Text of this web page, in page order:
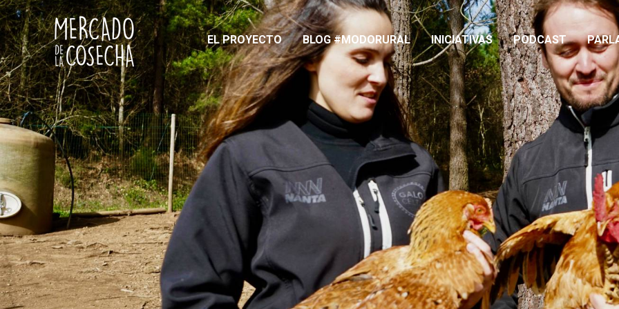
EL PROYECTO BLOG #MODORURAL INICIATIVAS PODCAST